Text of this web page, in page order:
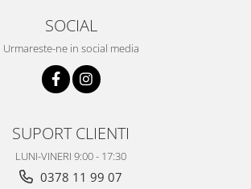
SOCIAL
Urmareste-ne in social media
SUPORT CLIENTI
LUNI-VINERI 9:00 - 17:30
0378 11 99 07